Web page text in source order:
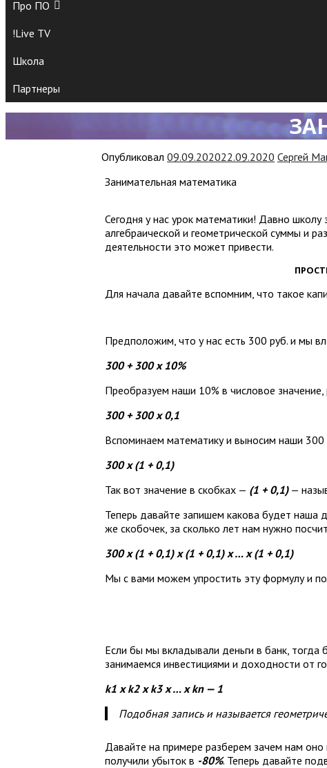
Про ПО
!Live TV
Школа
Партнеры
Опубликовал 09.09.202022.09.2020 Сергей
Занимательная математика
Сегодня у нас урок математики! Давно
алгебраической и геометрической суммы и
деятельности это может привести.
Для начала давайте вспомним, что такое
Предположим, что у нас есть 300 руб. и мы
300 + 300 x 10%
Преобразуем наши 10% в числовое
300 + 300 х 0,1
Вспоминаем математику и выносим наши
300 х (1 + 0,1)
Так вот значение в скобках — (1 + 0,1)—
Теперь давайте запишем какова будет наша
же скобочек, за сколько лет нам нужно
300 х (1 + 0,1) х (1 + 0,1) х … х (1 + 0,1)
Мы с вами можем упростить эту формулу и
Если бы мы вкладывали деньги в банк, тогда
занимаемся инвестициями и доходности от
k1 x k2 x k3 x … x kn — 1
Подобная запись и называется
Давайте на примере разберем зачем нам
получили убыток в -80%. Теперь давайте